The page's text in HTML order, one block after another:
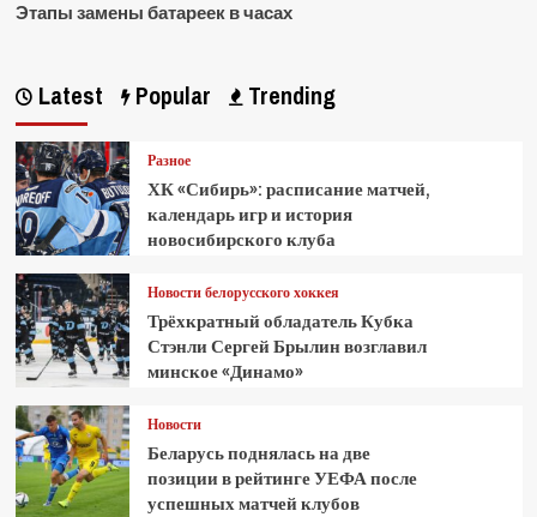
Этапы замены батареек в часах
Latest Popular Trending
Разное
ХК «Сибирь»: расписание матчей,
календарь игр и история
новосибирского клуба
Новости белорусского хоккея
Трёхкратный обладатель Кубка
Стэнли Сергей Брылин возглавил
минское «Динамо»
Новости
Беларусь поднялась на две
позиции в рейтинге УЕФА после
успешных матчей клубов